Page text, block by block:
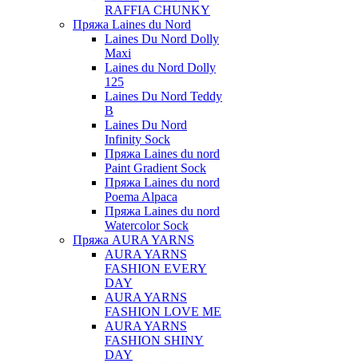
RAFFIA CHUNKY
Пряжа Laines du Nord
Laines Du Nord Dolly
Maxi
Laines du Nord Dolly
125
Laines Du Nord Teddy
B
Laines Du Nord
Infinity Sock
Пряжа Laines du nord
Paint Gradient Sock
Пряжа Laines du nord
Poema Alpaca
Пряжа Laines du nord
Watercolor Sock
Пряжа AURA YARNS
AURA YARNS
FASHION EVERY
DAY
AURA YARNS
FASHION LOVE ME
AURA YARNS
FASHION SHINY
DAY